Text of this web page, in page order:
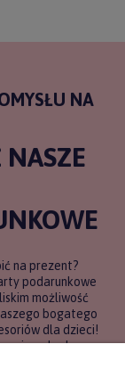
NA
NASZE
na prezent?
podarunkowe
możliwość
bogatego
dla dzieci!
gdy chcesz